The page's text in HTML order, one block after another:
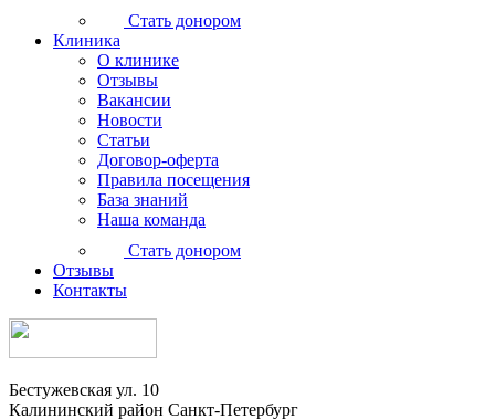
Стать донором
Клиника
О клинике
Отзывы
Вакансии
Новости
Статьи
Договор-оферта
Правила посещения
База знаний
Наша команда
Стать донором
Отзывы
Контакты
Бестужевская ул. 10
Калининский район Санкт-Петербург